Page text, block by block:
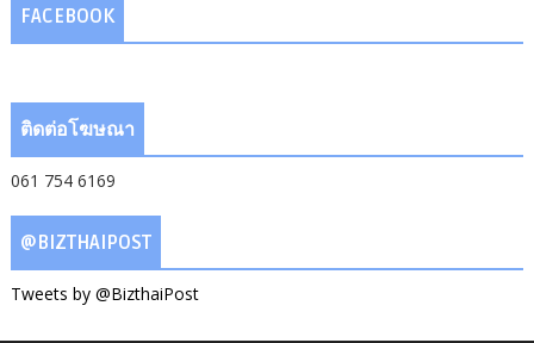
FACEBOOK
ติดต่อโฆษณา
061 754 6169
@BIZTHAIPOST
Tweets by @BizthaiPost